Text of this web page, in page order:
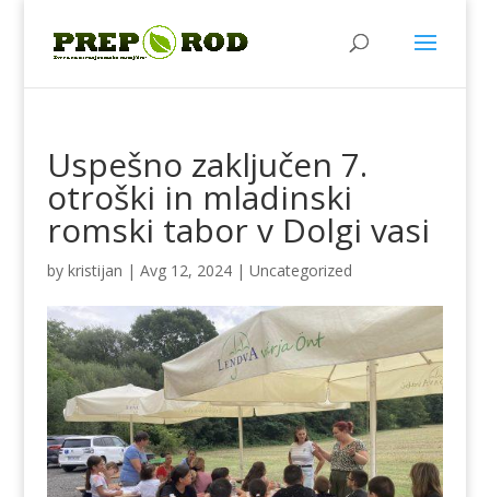
Uspešno zaključen 7.
otroški in mladinski
romski tabor v Dolgi vasi
by kristijan | Avg 12, 2024| Uncategorized